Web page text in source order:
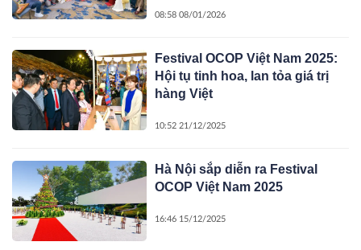
08:58 08/01/2026
Festival OCOP Việt Nam 2025:
Hội tụ tinh hoa, lan tỏa giá trị
hàng Việt
10:52 21/12/2025
Hà Nội sắp diễn ra Festival
OCOP Việt Nam 2025
16:46 15/12/2025